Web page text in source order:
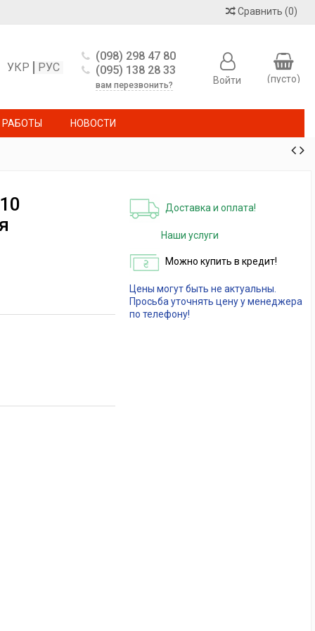
Сравнить (0)
(пусто)
РУС
УКР
(098) 298 47 80
(095) 138 28 33
вам перезвонить? Войти
НОВОСТИ
Доставка и оплата!
Наши услуги
Можно купить в кредит!
Цены могут быть не актуальны.
Просьба уточнять цену у менеджера
по телефону!